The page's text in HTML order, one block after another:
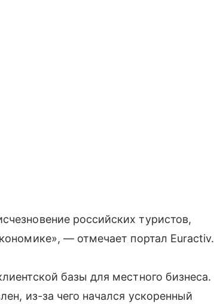
российских туристов,
— отмечает портал Euractiv.
базы для местного бизнеса.
из-за чего начался ускоренный